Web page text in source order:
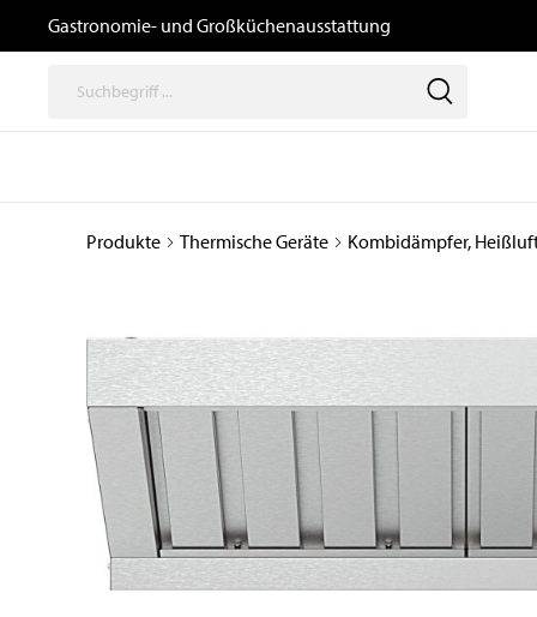
Gastronomie- und Großküchenausstattung
Thermische
Kochgeräte
Induktionsgeräte
Kombidämpfer,
Heißluftöfen, Gärschränke
und Zubehör
Snackgeräte
Pizzaöfen
Salamander
Highspeed-Öfen und
Büfetts
Transport- und
Tablettwagen
Ausgabewagen
Dosiergeräte
Thermoboxen
Transportboxen
Produkte Thermische Geräte Kombidämpfer,